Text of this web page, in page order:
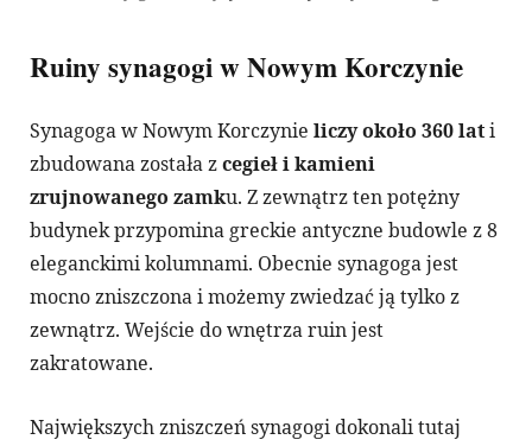
Ruiny synagogi w Nowym Korczynie
Synagoga w Nowym Korczynie liczy około 360 lati
zbudowana została zcegieł i kamieni
zrujnowanego zamku. Z zewnątrz ten potężny
budynek przypomina greckie antyczne budowle z 8
eleganckimi kolumnami. Obecnie synagoga jest
mocno zniszczona i możemy zwiedzać ją tylko z
zewnątrz. Wejście do wnętrza ruin jest
zakratowane.
Największych zniszczeń synagogi dokonali tutaj